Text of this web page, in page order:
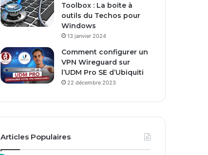
Toolbox : La boite à
outils du Techos pour
Windows
13 janvier 2024
Comment configurer un
VPN Wireguard sur
l’UDM Pro SE d’Ubiquiti
22 décembre 2023
Articles Populaires